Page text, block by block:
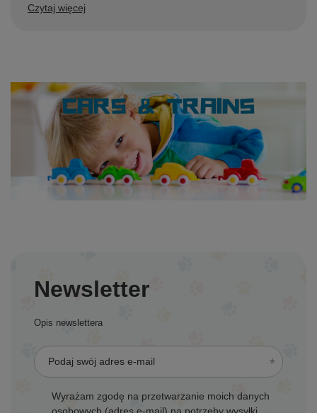
Czytaj więcej
Newsletter
Opis newslettera
Podaj swój adres e-mail
Wyrażam zgodę na przetwarzanie moich danych